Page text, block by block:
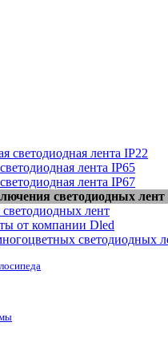
светодиодная лента IP22
лента IP65
лента IP67
светодиодных лент
лент
от компании Dled
светодиодных